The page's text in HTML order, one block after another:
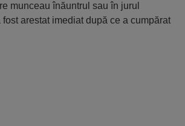
munceau înăuntrul sau în jurul
arestat imediat după ce a cumpărat